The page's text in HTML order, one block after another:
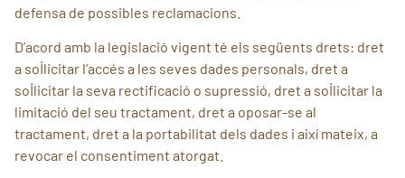
defensa de possibles reclamacions.
D’acord amb la legislació vigent té els següents drets: dret
a sol·licitar l’accés a les seves dades personals, dret a
sol·licitar la seva rectificació o supressió, dret a sol·licitar la
limitació del seu tractament, dret a oposar-se al
tractament, dret a la portabilitat dels dades i així mateix, a
revocar el consentiment atorgat.